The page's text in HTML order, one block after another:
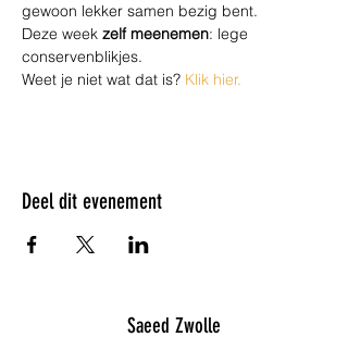
gewoon lekker samen bezig bent.
Deze week zelf meenemen: lege
conservenblikjes.
Weet je niet wat dat is? Klik hier.
Deel dit evenement
Saeed Zwolle